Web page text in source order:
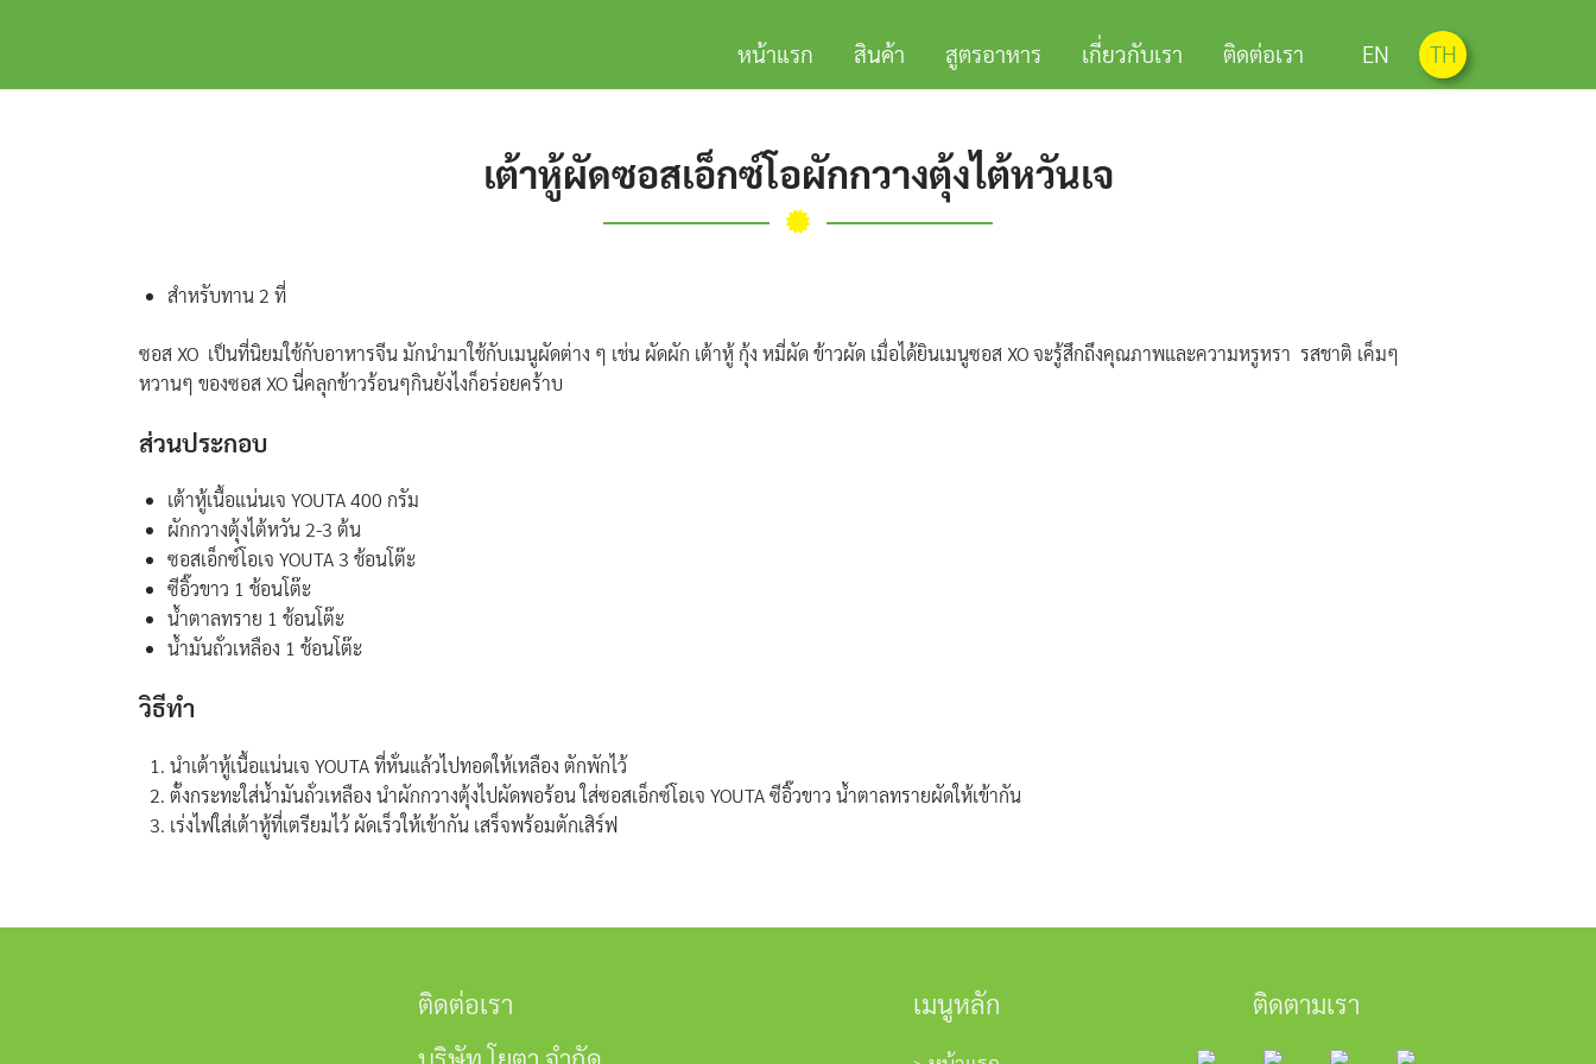
หน้าแรก สินค้า สูตรอาหาร เกี่ยวกับเรา ติดต่อเรา EN TH
เต้าหู้ผัดซอสเอ็กซ์โอผักกวางตุ้งไต้หวันเจ
สำหรับทาน 2 ที่
ซอส XO เป็นที่นิยมใช้กับอาหารจีน มักนำมาใช้กับเมนูผัดต่าง ๆ เช่น ผัดผัก เต้าหู้ กุ้ง หมี่ผัด ข้าวผัด เมื่อได้ยินเมนูซอส XO จะรู้สึกถึงคุณภาพและความหรูหรา รสชาติ เค็มๆ
หวานๆ ของซอส XO นี่คลุกข้าวร้อนๆกินยังไงก็อร่อยคร้าบ
ส่วนประกอบ
เต้าหู้เนื้อแน่นเจ YOUTA 400 กรัม
ผักกวางตุ้งไต้หวัน 2-3 ต้น
ซอสเอ็กซ์โอเจ YOUTA 3 ช้อนโต๊ะ
ซีอิ๊วขาว 1 ช้อนโต๊ะ
น้ำตาลทราย 1 ช้อนโต๊ะ
น้ำมันถั่วเหลือง 1 ช้อนโต๊ะ
วิธีทำ
นำเต้าหู้เนื้อแน่นเจ YOUTA ที่หั่นแล้วไปทอดให้เหลือง ตักพักไว้
ตั้งกระทะใส่น้ำมันถั่วเหลือง นำผักกวางตุ้งไปผัดพอร้อน ใส่ซอสเอ็กซ์โอเจ YOUTA ซีอิ๊วขาว น้ำตาลทรายผัดให้เข้ากัน
เร่งไฟใส่เต้าหู้ที่เตรียมไว้ ผัดเร็วให้เข้ากัน เสร็จพร้อมตักเสิร์ฟ
ติดต่อเรา
เมนูหลัก ติดตามเรา